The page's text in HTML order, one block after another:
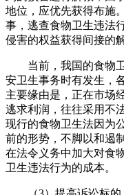
地位，应优先获得布施
事，逃查食物卫生违法
侵害的权益获得间接的解
当前，我国的食物卫
安卫生事务时有发生，
主要缘由是，正在市场
逃求利润，往往采用不
现行的食物卫生法因为
前的形势，不脚以和遏
在法令义务中加大对食
卫生违法行为的成本。